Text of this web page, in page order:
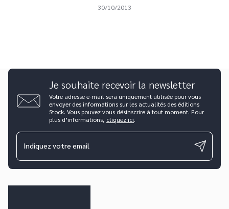
30/10/2013
Je souhaite recevoir la newsletter
Votre adresse e-mail sera uniquement utilisée pour vous
envoyer des informations sur les actualités des éditions
Stock. Vous pouvez vous désinscrire à tout moment. Pour
plus d’informations, cliquez ici.
Indiquez votre email